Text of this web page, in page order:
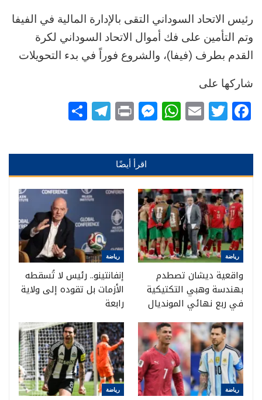
رئيس الاتحاد السوداني التقى بالإدارة المالية في الفيفا
وتم التأمين على فك أموال الاتحاد السوداني لكرة
القدم بطرف (فيفا)، والشروع فوراً في بدء التحويلات
شاركها على
Facebook
Twitter
Email
WhatsApp
Messenger
Print
Telegram
اقرأ أيضًا
رياضة
واقعية ديشان تصطدم
بهندسة وهبي التكتيكية
في ربع نهائي المونديال
رياضة
إنفانتينو.. رئيس لا تُسقطه
الأزمات بل تقوده إلى ولاية
رابعة
رياضة رياضة